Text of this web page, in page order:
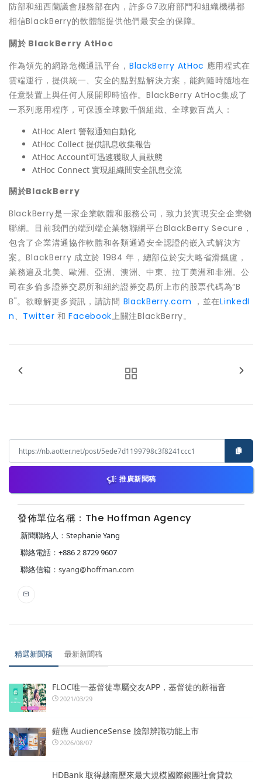
防部和紐西蘭議會服務部在內，許多G7政府部門和組織機構都
相信BlackBerry的軟體能提供他們最安全的保障。
關於 BlackBerry AtHoc
作為領先的網路危機通訊平台， BlackBerry AtHoc 應用程式在
雲端運行，提供統一、安全的點對點解決方案，能夠隨時隨地在
任意裝置上與任何人展開即時協作。BlackBerry AtHoc集成了
一系列應用程序，可保護全球數千個組織、全球數百萬人：
AtHoc Alert 警報通知自動化
AtHoc Collect 提供訊息收集報告
AtHoc Account可迅速獲取人員狀態
AtHoc Connect 實現組織間安全訊息交流
關於BlackBerry
BlackBerry是一家企業軟體和服務公司，致力於實現安全企業物
聯網。目前我們的端到端企業物聯網平台BlackBerry Secure，
包含了企業溝通協作軟體和各類通過安全認證的嵌入式解決方
案。BlackBerry 成立於 1984 年，總部位於安大略省滑鐵盧，
業務遍及北美、歐洲、亞洲、澳洲、中東、拉丁美洲和非洲。公
司在多倫多證券交易所和紐約證券交易所上市的股票代碼為“B
B"。欲瞭解更多資訊，請訪問 BlackBerry.com ，並在LinkedI
n 、 Twitter 和Facebook上關注BlackBerry。
推廣新聞稿
發佈單位名稱：The Hoffman Agency
新聞聯絡人：Stephanie Yang
聯絡電話：+886 2 8729 9607
聯絡信箱： syang@hoffman.com
精選新聞稿 最新新聞稿
FLOC唯一基督徒專屬交友APP，基督徒的新福音
2021/03/29
鎧應 AudienceSense 臉部辨識功能上市
2026/08/07
HDBank 取得越南歷來最大規模國際銀團社會貸款